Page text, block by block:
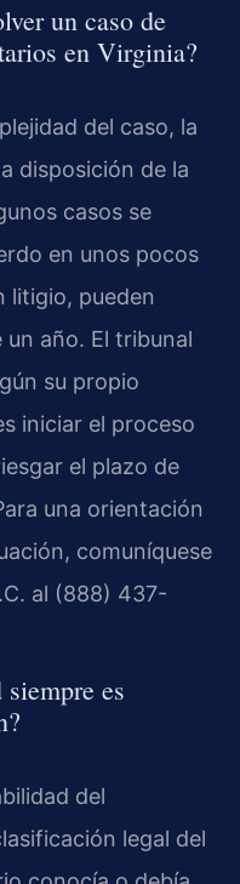
un caso de
en Virginia?
del caso, la
disposición de la
casos se
en unos pocos
litigio, pueden
año. El tribunal
su propio
iniciar el proceso
el plazo de
una orientación
comuníquese
al (888) 437-
es
del
legal del